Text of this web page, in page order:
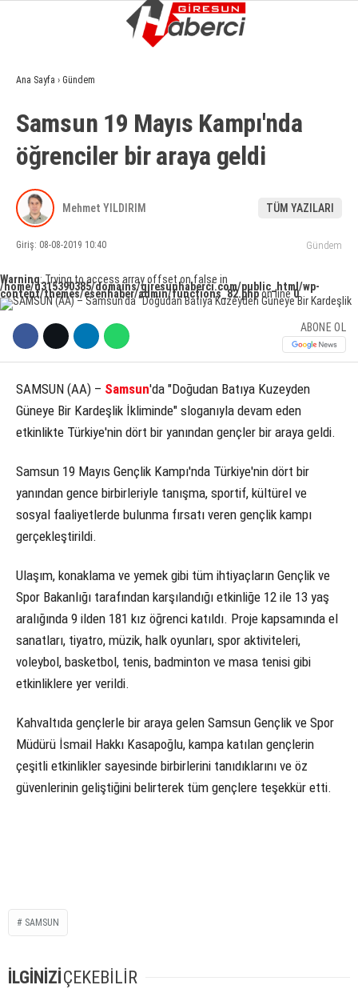
WhatsApp İhbar Hattı
Facebook
Instagram
Youtube
GÜNDEM
EKONOMI
SIYASET
ASAYIŞ
YAŞAM
EĞITIM
KÜLTÜR SANAT
SERVISLER
Ana Sayfa › Gündem
Samsun 19 Mayıs Kampı'nda
öğrenciler bir araya geldi
Mehmet YILDIRIM TÜM YAZILARI
Giriş: 08-08-2019 10:40 Gündem
Warning: Trying to access array offset on false in
/home/u315390385/domains/giresunhaberci.com/public_html/wp-
content/themes/esenhaber/admin/functions_82.phpon line0
ABONE OL
SAMSUN (AA) – Samsun'da "Doğudan Batıya Kuzeyden
Güneye Bir Kardeşlik İkliminde" sloganıyla devam eden
etkinlikte Türkiye'nin dört bir yanından gençler bir araya geldi.
Samsun 19 Mayıs Gençlik Kampı'nda Türkiye'nin dört bir
yanından gence birbirleriyle tanışma, sportif, kültürel ve
sosyal faaliyetlerde bulunma fırsatı veren gençlik kampı
gerçekleştirildi.
Ulaşım, konaklama ve yemek gibi tüm ihtiyaçların Gençlik ve
Spor Bakanlığı tarafından karşılandığı etkinliğe 12 ile 13 yaş
aralığında 9 ilden 181 kız öğrenci katıldı. Proje kapsamında el
sanatları, tiyatro, müzik, halk oyunları, spor aktiviteleri,
voleybol, basketbol, tenis, badminton ve masa tenisi gibi
etkinliklere yer verildi.
Kahvaltıda gençlerle bir araya gelen Samsun Gençlik ve Spor
Müdürü İsmail Hakkı Kasapoğlu, kampa katılan gençlerin
çeşitli etkinlikler sayesinde birbirlerini tanıdıklarını ve öz
güvenlerinin geliştiğini belirterek tüm gençlere teşekkür etti.
SAMSUN
İLGİNİZİ ÇEKEBİLİR